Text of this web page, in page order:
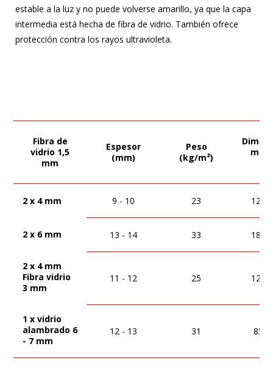
estable a la luz y no puede volverse amarillo, ya que la capa
intermedia está hecha de fibra de vidrio. También ofrece
protección contra los rayos ultravioleta.
Fibra de
vidrio 1,5
mm
Espesor
(mm)
Peso
(kg/m²)
2 x 4 mm 9 - 10 23 120
2 x 6 mm 13 - 14 33 180
2 x 4 mm
Fibra vidrio
3 mm
11 - 12 25 120
1 x vidrio
alambrado 6
- 7 mm
12 - 13 31 85 x